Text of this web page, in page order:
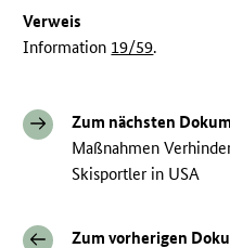
Verweis
Information 19/59.
Zum nächsten
Maßnahmen
Skisportler in USA
Zum vorherigen